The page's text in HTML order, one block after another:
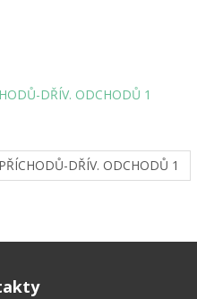
DŘÍV. ODCHODŮ 1
DŘÍV. ODCHODŮ 1